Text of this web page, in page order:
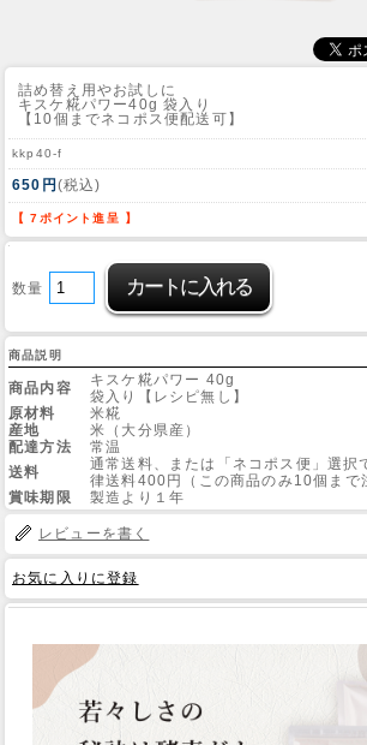
Site
詰め替え用やお試しに
キスケ糀パワー40g 袋入り
【10個までネコポス便配送可】
kkp40-f
650円(税込)
【 7ポイント進呈 】
数量
商品説明
商品内容
キスケ糀パワー 40g
袋入り【レシピ無し】
原材料
米糀
産地
米（大分県産）
配達方法
常温
送料
通常送料、または「ネコポス便」選択
律送料400円（この商品のみ10個まで
賞味期限
製造より１年
レビューを書く
お気に入りに登録